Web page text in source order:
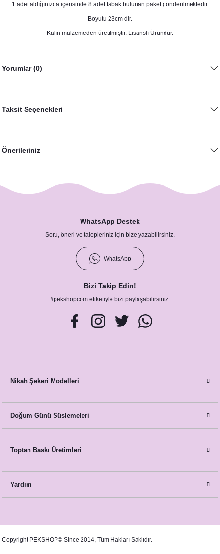
1 adet aldığınızda içerisinde 8 adet tabak bulunan paket gönderilmektedir.
Boyutu 23cm dir.
Kalın malzemeden üretilmiştir. Lisanslı Üründür.
Yorumlar (0)
Taksit Seçenekleri
Önerileriniz
WhatsApp Destek
Soru, öneri ve talepleriniz için bize yazabilirsiniz.
WhatsApp
Bizi Takip Edin!
#pekshopcom etiketiyle bizi paylaşabilirsiniz.
Nikah Şekeri Modelleri
Doğum Günü Süslemeleri
Toptan Baskı Üretimleri
Yardım
Copyright PEKSHOP© Since 2014, Tüm Hakları Saklıdır.